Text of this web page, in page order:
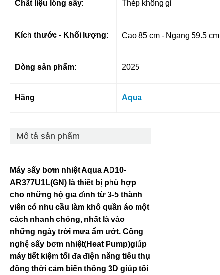
Chất liệu lồng sấy: Thép không gỉ
Kích thước - Khối lượng: Cao 85 cm - Ngang 59.5
Dòng sản phẩm: 2025
Hãng Aqua
Mô tả sản phẩm
Máy sấy bơm nhiệt Aqua AD10-
AR377U1L(GN) là thiết bị phù hợp
cho những hộ gia đình từ 3-5 thành
viên có nhu cầu làm khô quần áo một
cách nhanh chóng, nhất là vào
những ngày trời mưa ẩm ướt. Công
nghệ sấy bơm nhiệt(Heat Pump)giúp
máy tiết kiệm tối đa điện năng tiêu thụ
đồng thời cảm biến thông 3D giúp tối